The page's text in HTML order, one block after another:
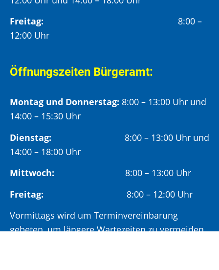
Freitag:
8:00 –
12:00 Uhr
Öffnungszeiten Bürgeramt:
Montag und Donnerstag: 8:00 – 13:00 Uhr und
14:00 – 15:30 Uhr
Dienstag: 8:00 – 13:00 Uhr und
14:00 – 18:00 Uhr
Mittwoch: 8:00 – 13:00 Uhr
Freitag:
8:00 – 12:00 Uhr
Vormittags wird um Terminvereinbarung
gebeten, um längere Wartezeiten zu vermeiden.